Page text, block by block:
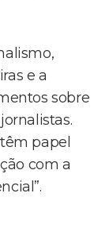
e a
sobre
papel
com a